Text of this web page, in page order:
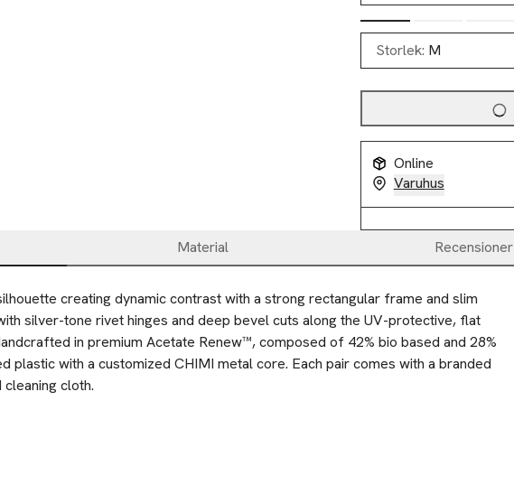
Storlek: M
Online
Varuhus
Material Recensioner
creating dynamic contrast with a strong rectangular frame and slim
silver-tone rivet hinges and deep bevel cuts along the UV-protective, flat
in premium Acetate Renew™, composed of 42% bio based and 28%
plastic with a customized CHIMI metal core. Each pair comes with a branded
cleaning cloth.